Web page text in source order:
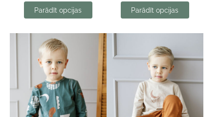
Parādīt opcijas Parādīt opcijas